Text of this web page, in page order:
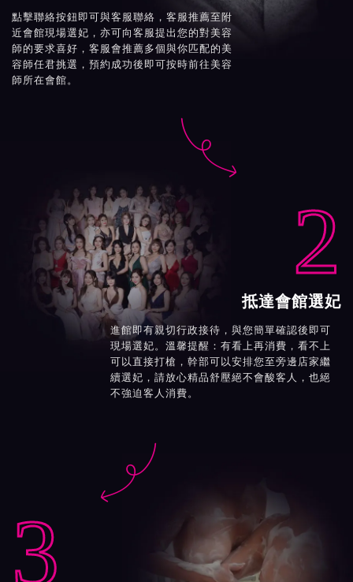
點擊聯絡按鈕即可與客服聯絡，客服推薦至附
近會館現場選妃，亦可向客服提出您的對美容
師的要求喜好，客服會推薦多個與你匹配的美
容師任君挑選，預約成功後即可按時前往美容
師所在會館。

2
抵達會館選妃
進館即有親切行政接待，與您簡單確認後即可
現場選妃。溫馨提醒：有看上再消費，看不上
可以直接打槍，幹部可以安排您至旁邊店家繼
續選妃，請放心精品舒壓絕不會酸客人，也絕
不強迫客人消費。

3